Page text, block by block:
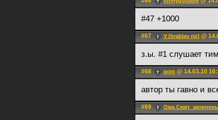
#47 +1000
#67 V [brablay rip] @
з.ы. #1 слушает
#68 joint @ 14.03.10
автор ты гавно и
#69 Ома